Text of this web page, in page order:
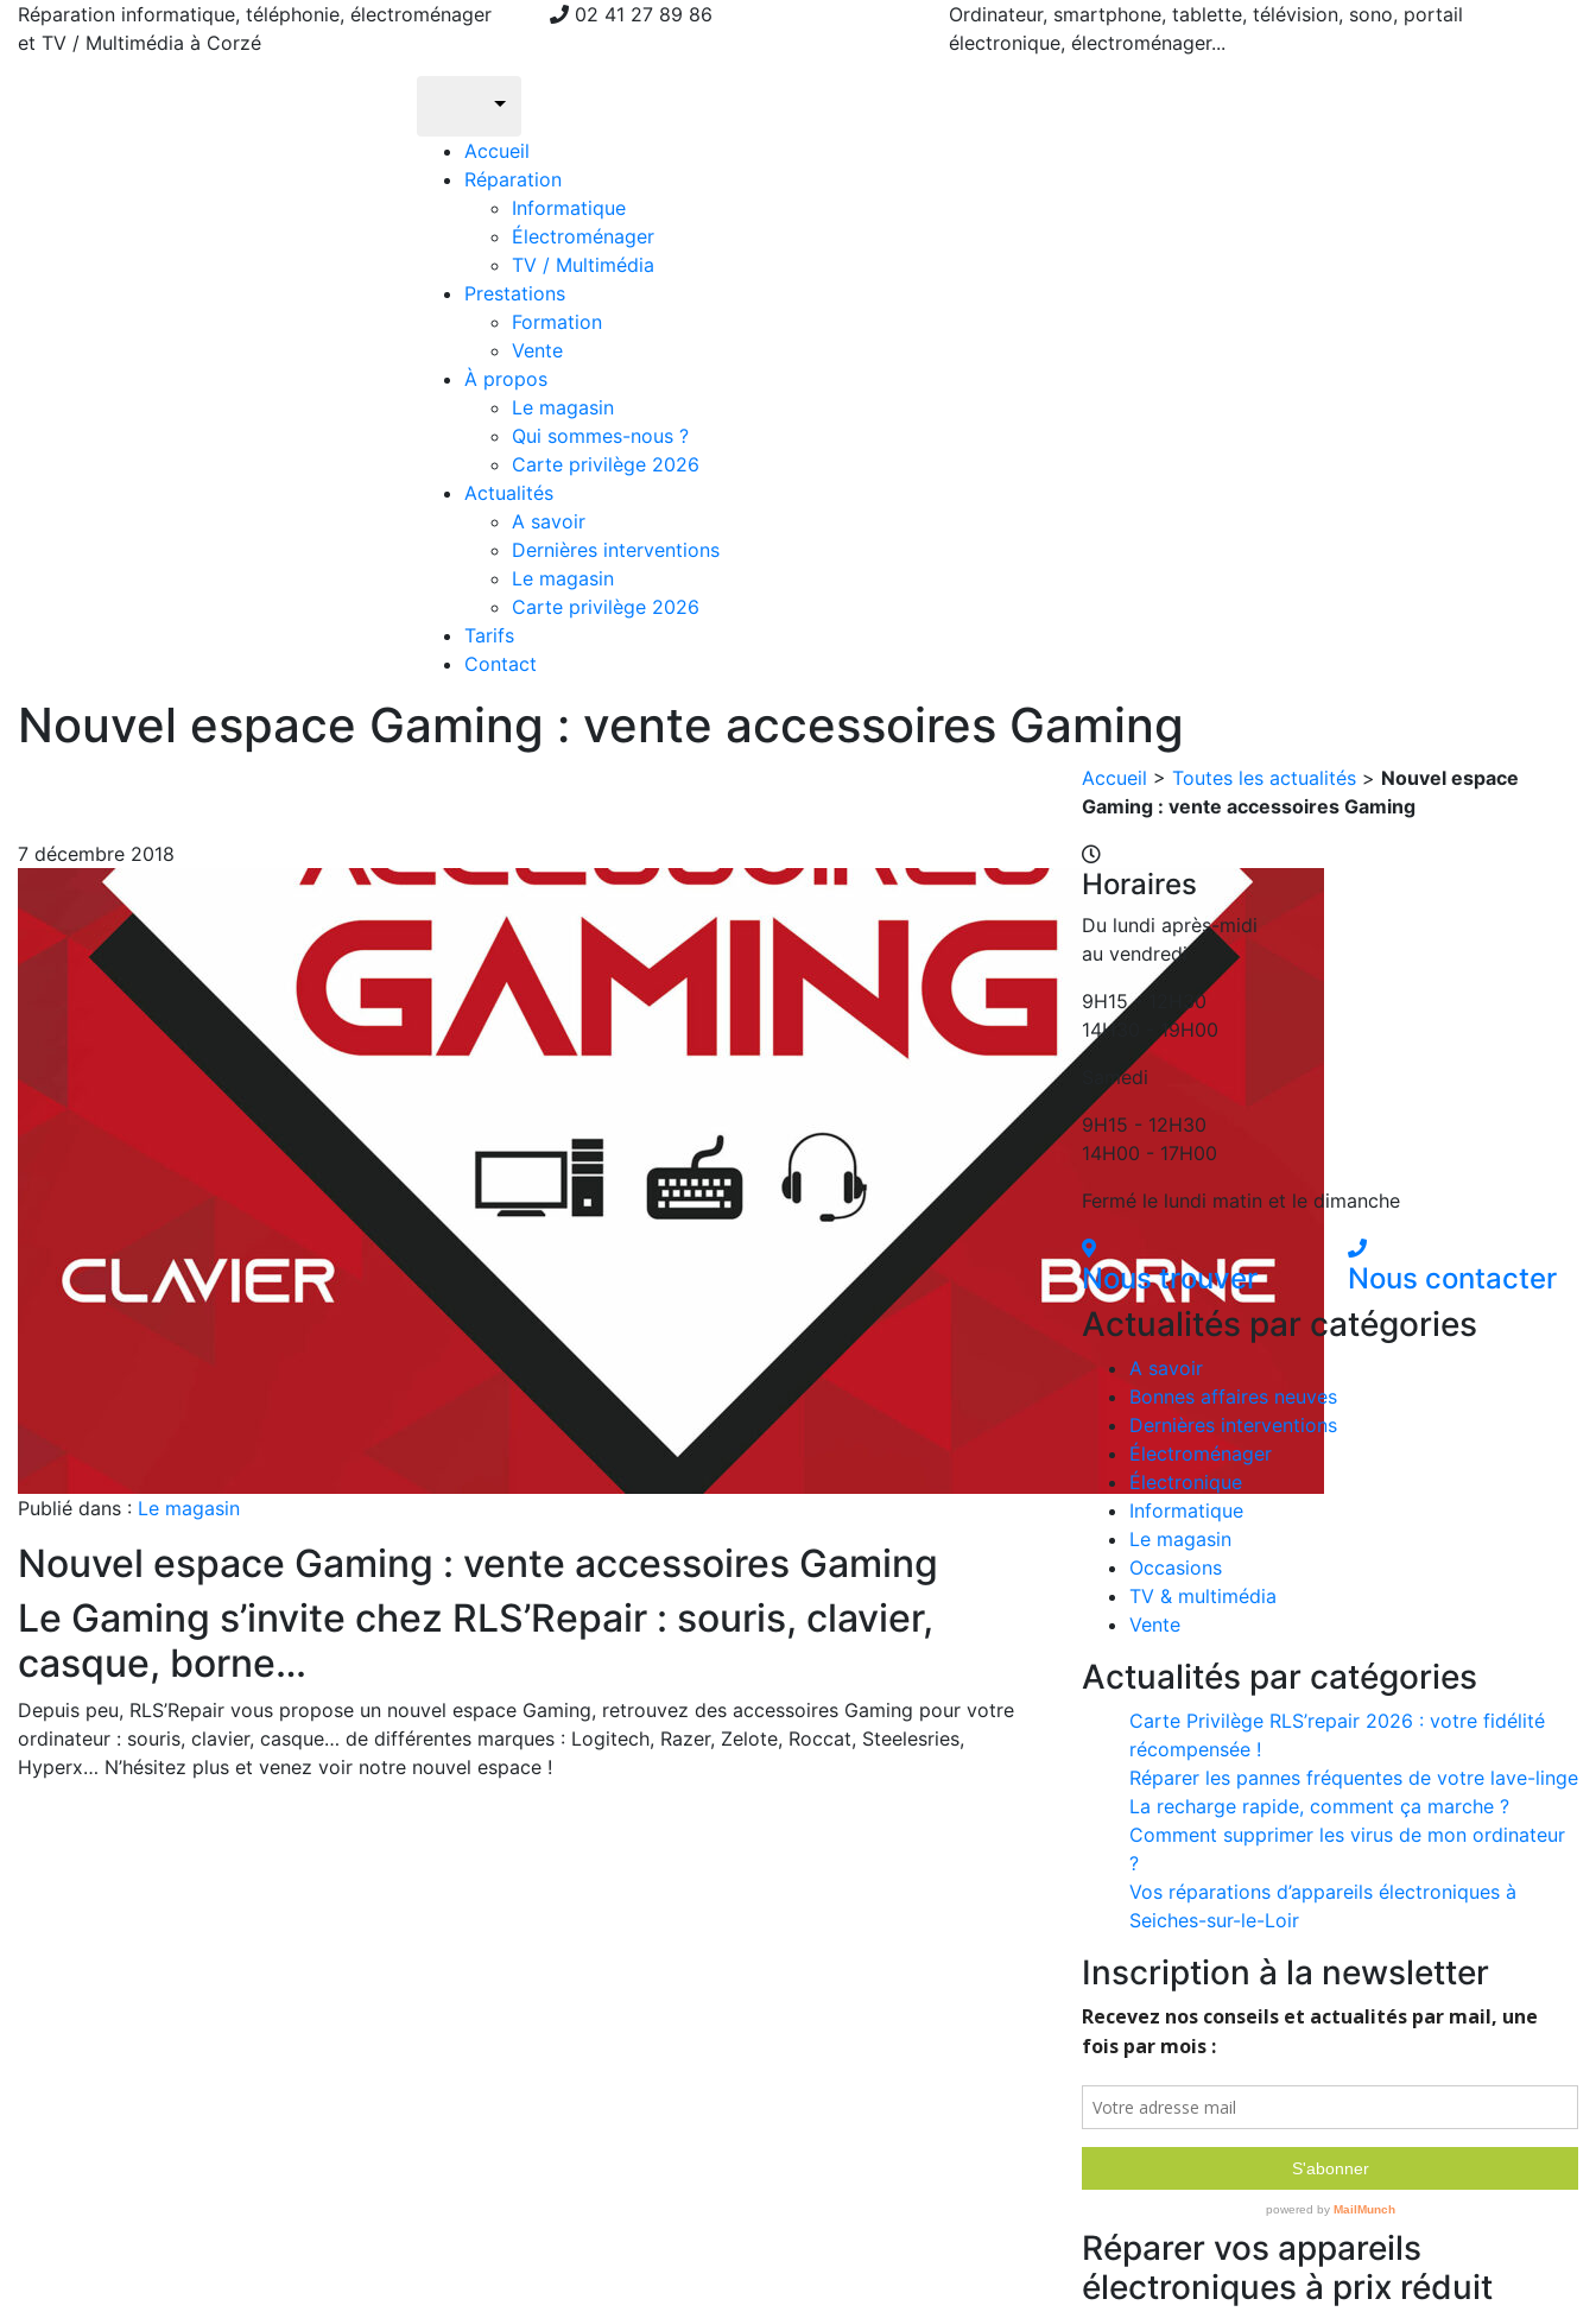
Réparation informatique, téléphonie, électroménager
et TV / Multimédia à Corzé
02 41 27 89 86
Ordinateur, smartphone, tablette, télévision, sono, portail
électronique, électroménager...
Accueil
Réparation
Informatique
Électroménager
TV / Multimédia
Prestations
Formation
Vente
À propos
Le magasin
Qui sommes-nous ?
Carte privilège 2026
Actualités
A savoir
Dernières interventions
Le magasin
Carte privilège 2026
Tarifs
Contact
Nouvel espace Gaming : vente accessoires Gaming
Accueil > Toutes les actualités > Nouvel espace
Gaming : vente accessoires Gaming
7 décembre 2018
Publié dans : Le magasin
Nouvel espace Gaming : vente accessoires Gaming
Le Gaming s’invite chez RLS’Repair : souris, clavier,
casque, borne…
Depuis peu, RLS’Repair vous propose un nouvel espace Gaming, retrouvez des accessoires Gaming pour votre
ordinateur : souris, clavier, casque… de différentes marques : Logitech, Razer, Zelote, Roccat, Steelesries,
Hyperx… N’hésitez plus et venez voir notre nouvel espace !
Horaires
Du lundi après-midi
au vendredi
9H15 - 12H30
14H30 - 19H00
Samedi
9H15 - 12H30
14H00 - 17H00
Fermé le lundi matin et le dimanche
Nous trouver Nous contacter
Actualités par catégories
A savoir
Bonnes affaires neuves
Dernières interventions
Électroménager
Électronique
Informatique
Le magasin
Occasions
TV & multimédia
Vente
Actualités par catégories
Carte Privilège RLS’repair 2026 : votre fidélité
récompensée !
Réparer les pannes fréquentes de votre lave-linge
La recharge rapide, comment ça marche ?
Comment supprimer les virus de mon ordinateur
?
Vos réparations d’appareils électroniques à
Seiches-sur-le-Loir
Inscription à la newsletter
Réparer vos appareils
électroniques à prix réduit